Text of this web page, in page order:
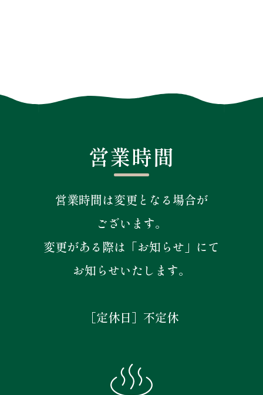
営業時間
営業時間は変更となる場合が
ございます。
変更がある際は「お知らせ」にて
お知らせいたします。
［定休日］不定休